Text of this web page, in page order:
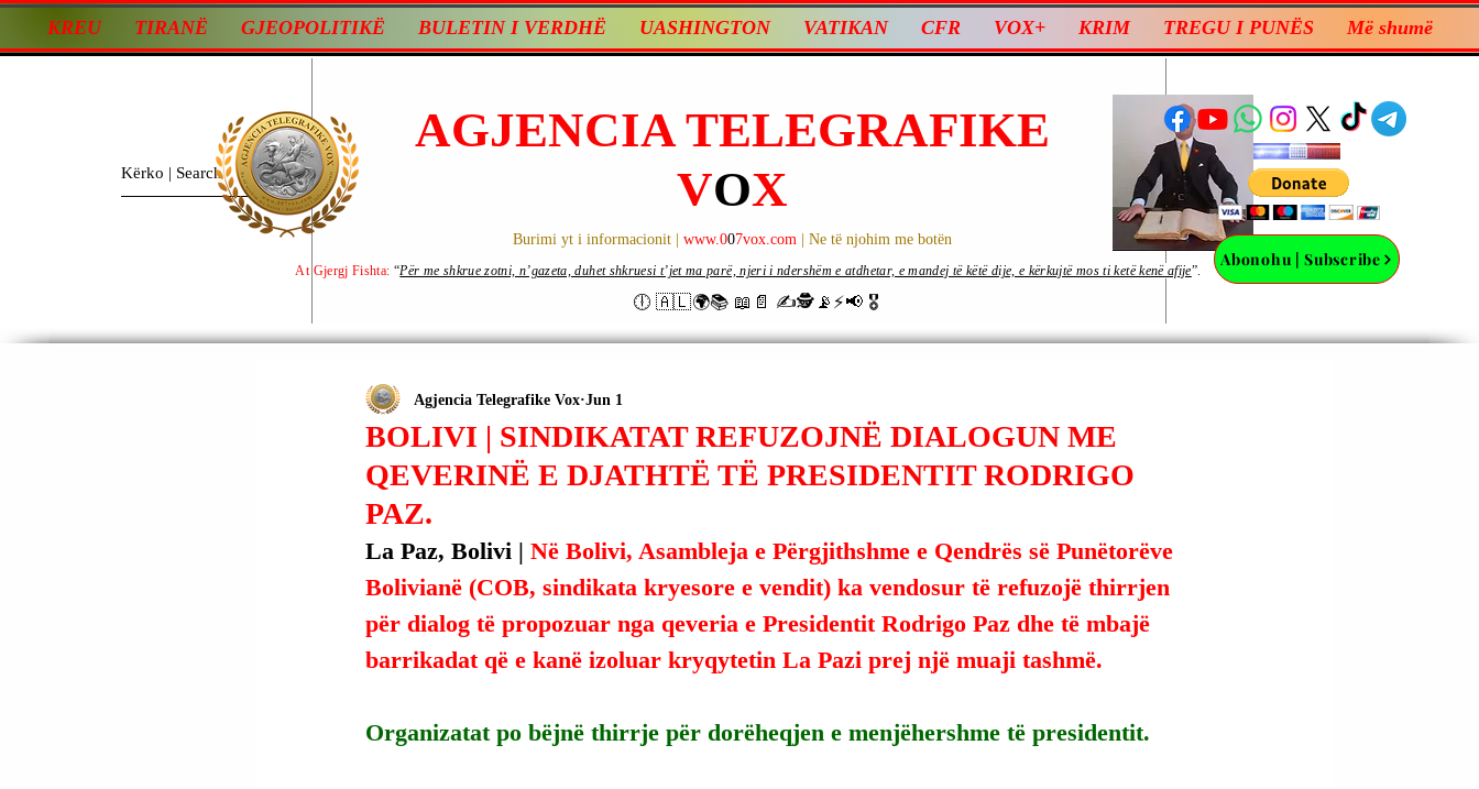
KREU TIRANË GJEOPOLITIKË BULETIN I VERDHË UASHINGTON VATIKAN CFR VOX+ KRIM TREGU I PUNËS Më shumë
AGJENCIA TELEGRAFIKE
VOX
Burimi yt i informacionit | www.007vox.com | Ne të njohim me botën
🕕 🇦🇱🌍📚 📖📄 ✍🕵️📡⚡️📢 🎖
Abonohu | Subscribe
At Gjergj Fishta: “Për me shkrue zotni, n’gazeta, duhet shkruesi t’jet ma parë, njeri i ndershëm e atdhetar, e mandej të këtë dije, e kërkujtë mos ti ketë kenë afije”.
BOLIVI | SINDIKATAT REFUZOJNË DIALOGUN ME
QEVERINË E DJATHTË TË PRESIDENTIT RODRIGO
PAZ.
Agjencia Telegrafike Vox Jun 1
La Paz, Bolivi | Në Bolivi, Asambleja e Përgjithshme e Qendrës së Punëtorëve
Bolivianë (COB, sindikata kryesore e vendit) ka vendosur të refuzojë thirrjen
për dialog të propozuar nga qeveria e Presidentit Rodrigo Paz dhe të mbajë
barrikadat që e kanë izoluar kryqytetin La Pazi prej një muaji tashmë.
Organizatat po bëjnë thirrje për dorëheqjen e menjëhershme të presidentit.